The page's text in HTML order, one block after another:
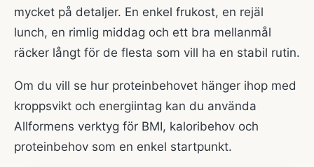
mycket på detaljer. En enkel frukost, en rejäl
lunch, en rimlig middag och ett bra mellanmål
räcker långt för de flesta som vill ha en stabil rutin.
Om du vill se hur proteinbehovet hänger ihop med
kroppsvikt och energiintag kan du använda
Allformens verktyg för BMI, kaloribehov och
proteinbehov som en enkel startpunkt.